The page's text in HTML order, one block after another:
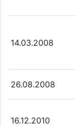
14.03.2008
26.08.2008
16.12.2010